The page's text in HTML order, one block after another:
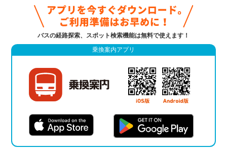
バスの経路探索、スポット検索機能は無料で使えます！
乗換案内アプリ